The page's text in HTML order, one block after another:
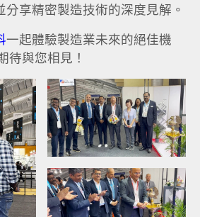
分享精密製造技術的深度見解。
一起體驗製造業未來的絕佳機
待與您相見！